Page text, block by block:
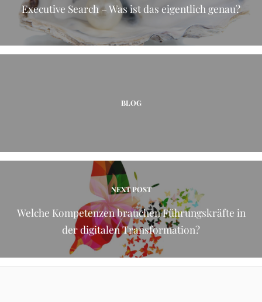
Executive Search – Was ist das eigentlich genau?
BLOG
NEXT POST
Welche Kompetenzen brauchen Führungskräfte in
der digitalen Transformation?